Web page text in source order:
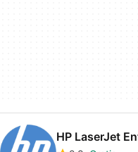
HP LaserJet